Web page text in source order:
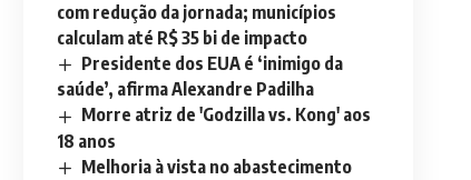
com redução da jornada; municípios
calculam até R$ 35 bi de impacto
Presidente dos EUA é ‘inimigo da
saúde’, afirma Alexandre Padilha
Morre atriz de 'Godzilla vs. Kong' aos
18 anos
Melhoria à vista no abastecimento